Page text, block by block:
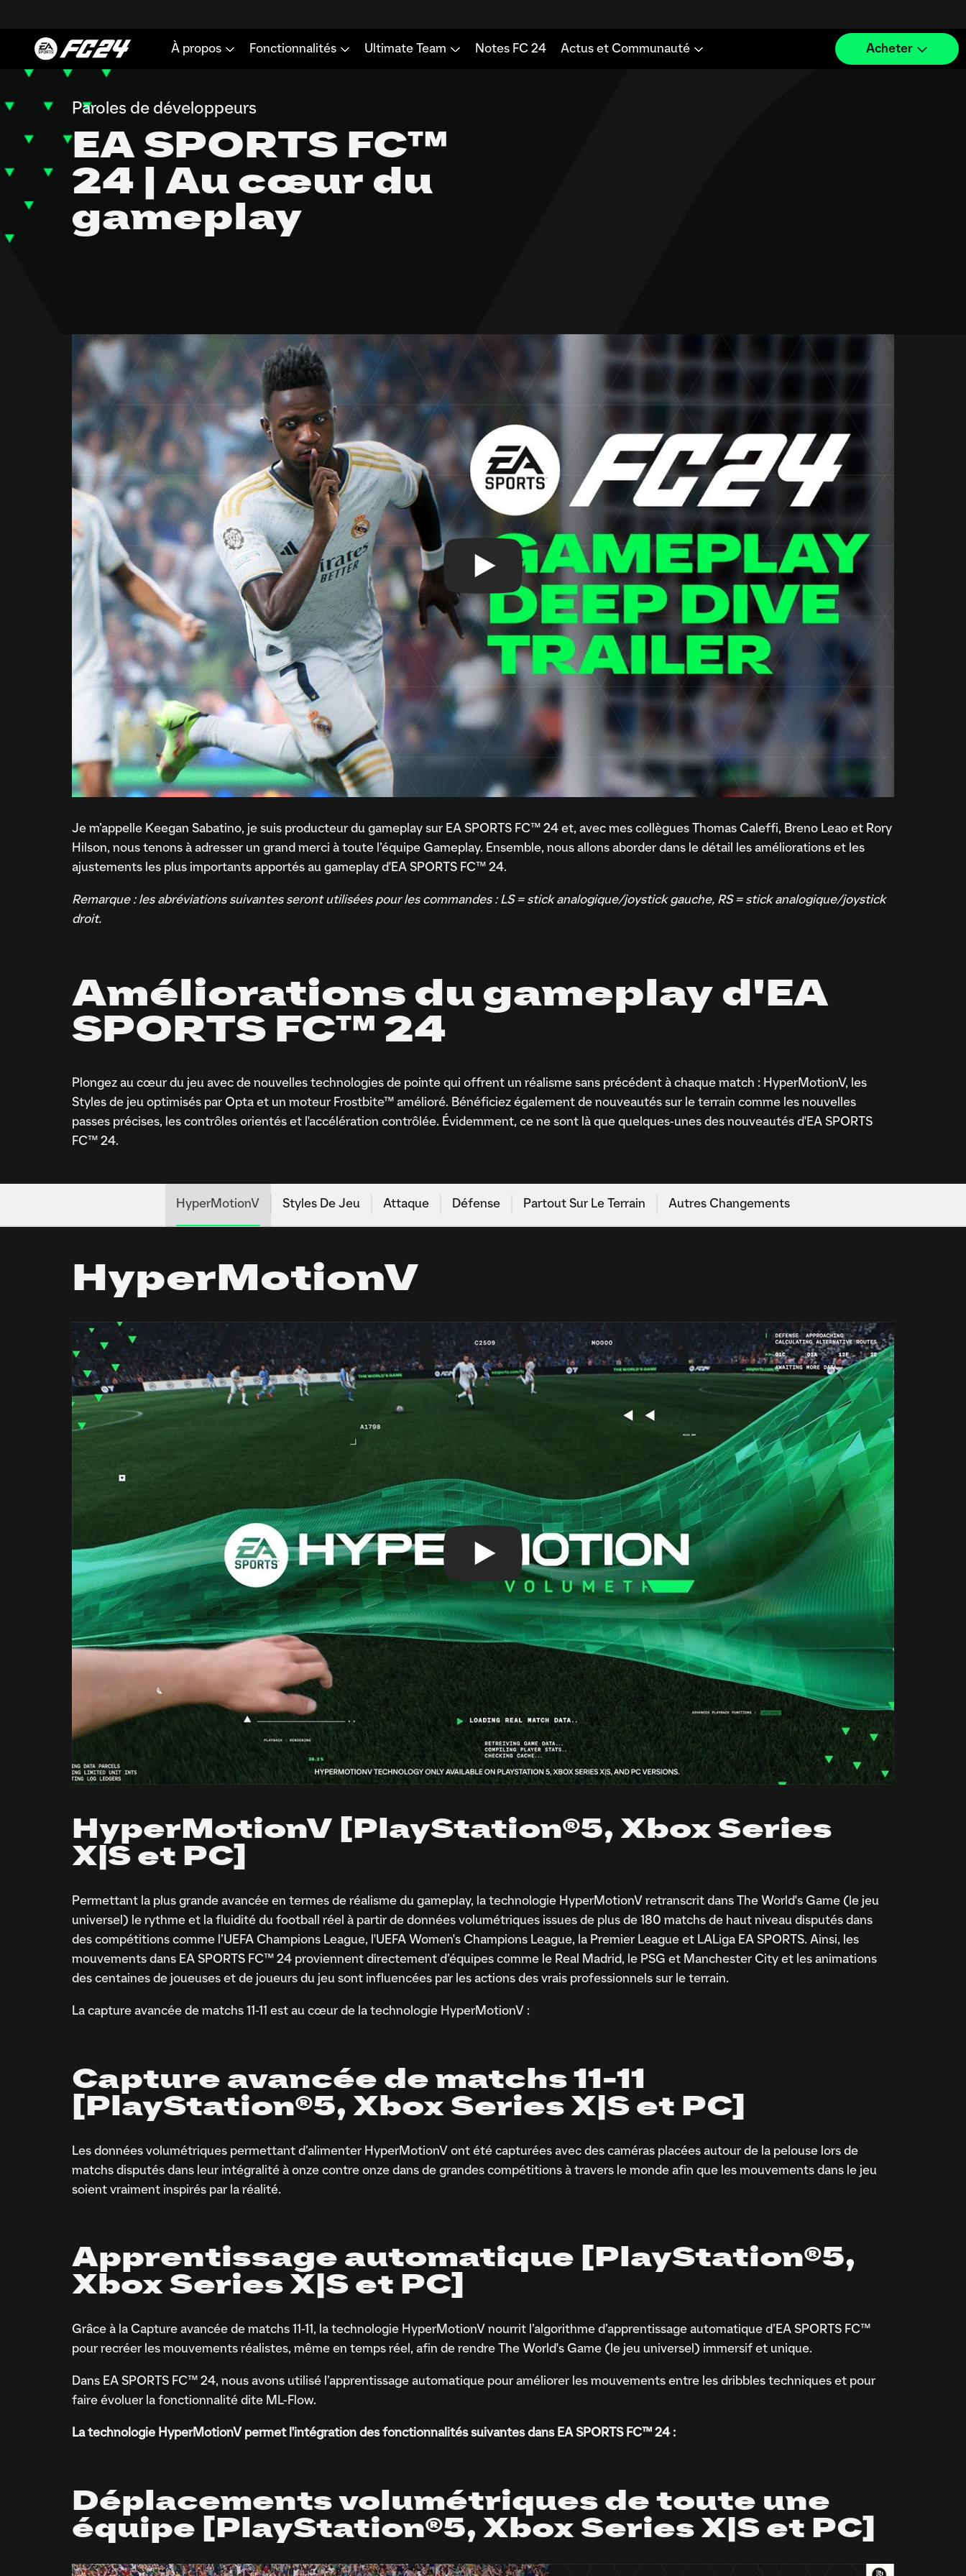
Je m’appelle Keegan Sabatino, je suis producteur du gameplay sur EA SPORTS FC™ 24 et, avec mes collègues Thomas Caleffi, Breno Leao et Rory
Hilson, nous tenons à adresser un grand merci à toute l’équipe Gameplay. Ensemble, nous allons aborder dans le détail les améliorations et les
ajustements les plus importants apportés au gameplay d'EA SPORTS FC™ 24.
Remarque : les abréviations suivantes seront utilisées pour les commandes : LS = stick analogique/joystick gauche, RS = stick analogique/joystick
droit.
Améliorations du gameplay d'EA
SPORTS FC™ 24
Plongez au cœur du jeu avec de nouvelles technologies de pointe qui offrent un réalisme sans précédent à chaque match : HyperMotionV, les
Styles de jeu optimisés par Opta et un moteur Frostbite™ amélioré. Bénéficiez également de nouveautés sur le terrain comme les nouvelles
passes précises, les contrôles orientés et l'accélération contrôlée. Évidemment, ce ne sont là que quelques-unes des nouveautés d'EA SPORTS
FC™ 24.
HyperMotionV Styles De Jeu Attaque Défense Partout Sur Le Terrain Autres Changements
HyperMotionV
HyperMotionV [PlayStation®5, Xbox Series
X|S et PC]
Permettant la plus grande avancée en termes de réalisme du gameplay, la technologie HyperMotionV retranscrit dans The World's Game (le jeu
universel) le rythme et la fluidité du football réel à partir de données volumétriques issues de plus de 180 matchs de haut niveau disputés dans
des compétitions comme l’UEFA Champions League, l'UEFA Women's Champions League, la Premier League et LALiga EA SPORTS. Ainsi, les
mouvements dans EA SPORTS FC™ 24 proviennent directement d’équipes comme le Real Madrid, le PSG et Manchester City et les animations
des centaines de joueuses et de joueurs du jeu sont influencées par les actions des vrais professionnels sur le terrain.
La capture avancée de matchs 11-11 est au cœur de la technologie HyperMotionV :
Capture avancée de matchs 11-11
[PlayStation®5, Xbox Series X|S et PC]
Les données volumétriques permettant d’alimenter HyperMotionV ont été capturées avec des caméras placées autour de la pelouse lors de
matchs disputés dans leur intégralité à onze contre onze dans de grandes compétitions à travers le monde afin que les mouvements dans le jeu
soient vraiment inspirés par la réalité.
Apprentissage automatique [PlayStation®5,
Xbox Series X|S et PC]
Grâce à la Capture avancée de matchs 11-11, la technologie HyperMotionV nourrit l’algorithme d’apprentissage automatique d’EA SPORTS FC™
pour recréer les mouvements réalistes, même en temps réel, afin de rendre The World's Game (le jeu universel) immersif et unique.
Dans EA SPORTS FC™ 24, nous avons utilisé l’apprentissage automatique pour améliorer les mouvements entre les dribbles techniques et pour
faire évoluer la fonctionnalité dite ML-Flow.
La technologie HyperMotionV permet l'intégration des fonctionnalités suivantes dans EA SPORTS FC™ 24 :
Déplacements volumétriques de toute une
équipe [PlayStation®5, Xbox Series X|S et PC]